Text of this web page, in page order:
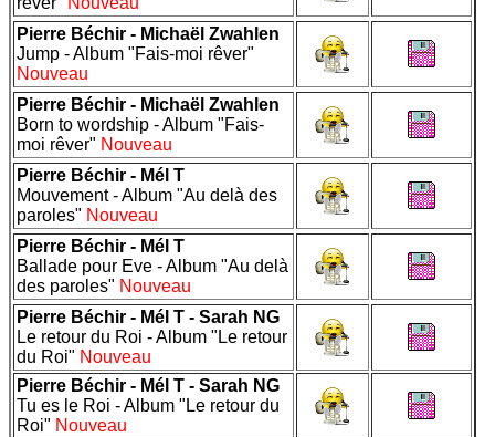
Pierre Béchir - Michaël Zwahlen
Jump - Album "Fais-moi rêver"
Nouveau
Pierre Béchir - Michaël Zwahlen
Born to wordship - Album "Fais-
moi rêver" Nouveau
Pierre Béchir - Mél T
Mouvement - Album "Au delà des
paroles" Nouveau
Pierre Béchir - Mél T
Ballade pour Eve - Album "Au delà
des paroles" Nouveau
Pierre Béchir - Mél T - Sarah NG
Le retour du Roi - Album "Le retour
du Roi" Nouveau
Pierre Béchir - Mél T - Sarah NG
Tu es le Roi - Album "Le retour du
Roi" Nouveau